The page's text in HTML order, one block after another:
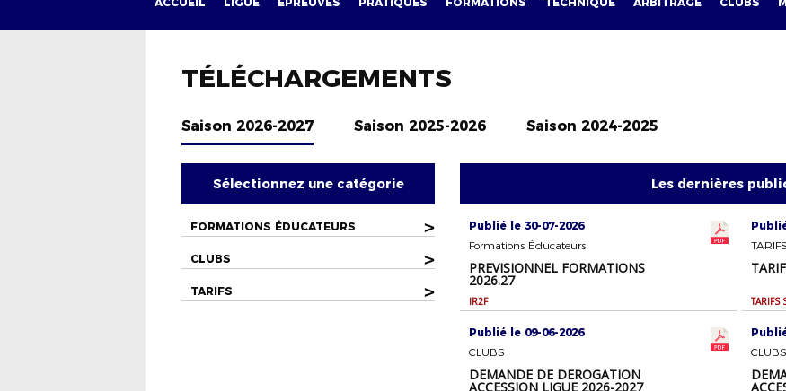
TÉLÉCHARGEMENTS
Saison 2026-2027 Saison 2025-2026 Saison 2024-2025
Sélectionnez une catégorie
FORMATIONS ÉDUCATEURS >
CLUBS >
TARIFS >
Les dernières
Publié le 30-07-2026
Formations Éducateurs
PREVISIONNEL FORMATIONS
2026.27
IR2F
TARIFS
TARIFS
Publié le 09-06-2026
CLUBS
DEMANDE DE DEROGATION
ACCESSION LIGUE 2026-2027
CLUBS